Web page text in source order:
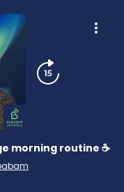
morning routine ☕️